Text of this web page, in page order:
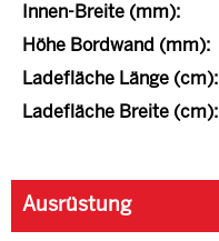
Innen-Breite (mm):
Höhe Bordwand (mm):
Ladefläche Länge (cm):
Ladefläche Breite (cm):
Ausrüstung